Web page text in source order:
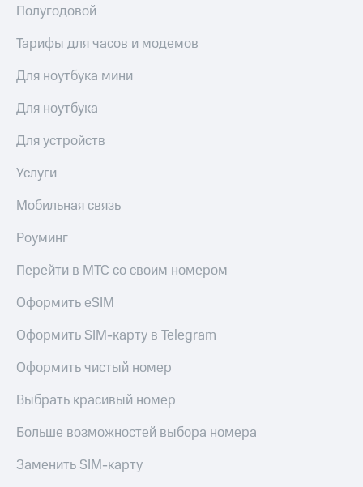
Полугодовой
Тарифы для часов и модемов
Для ноутбука мини
Для ноутбука
Для устройств
Услуги
Мобильная связь
Роуминг
Перейти в МТС со своим номером
Оформить eSIM
Оформить SIM-карту в Telegram
Оформить чистый номер
Выбрать красивый номер
Больше возможностей выбора номера
Заменить SIM-карту